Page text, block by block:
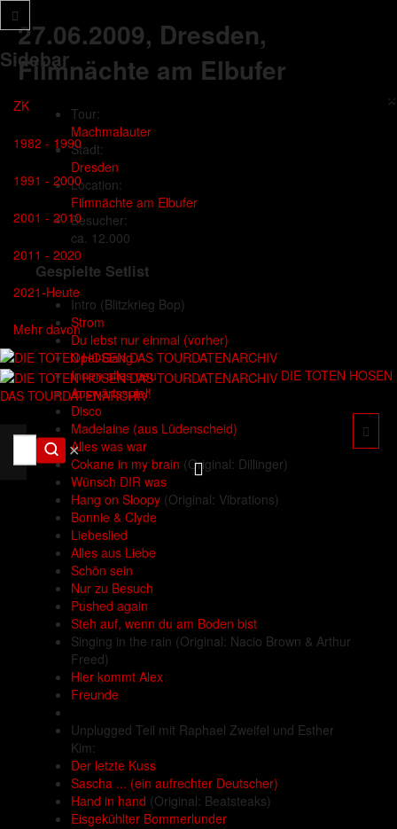
Sidebar
×
ZK
1982 - 1990
1991 - 2000
2001 - 2010
2011 - 2020
2021-Heute
Mehr davon
DIE TOTEN HOSEN
DAS TOURDATENARCHIV
✕
27.06.2009, Dresden,
Filmnächte am Elbufer
Tour:
Machmalauter
Stadt:
Dresden
Location:
Filmnächte am Elbufer
Besucher:
ca. 12.000
Gespielte Setlist
Intro (Blitzkrieg Bop)
Strom
Du lebst nur einmal (vorher)
Opel-Gang
Innen alles neu
Auswärtsspiel!
Disco
Madelaine (aus Lüdenscheid)
Alles was war
Cokane in my brain (Original: Dillinger)
Wünsch DIR was
Hang on Sloopy (Original: Vibrations)
Bonnie & Clyde
Liebeslied
Alles aus Liebe
Schön sein
Nur zu Besuch
Pushed again
Steh auf, wenn du am Boden bist
Singing in the rain (Original: Nacio Brown & Arthur
Freed)
Hier kommt Alex
Freunde
Unplugged Teil mit Raphael Zweifel und Esther
Kim:
Der letzte Kuss
Sascha ... (ein aufrechter Deutscher)
Hand in hand (Original: Beatsteaks)
Eisgekühlter Bommerlunder